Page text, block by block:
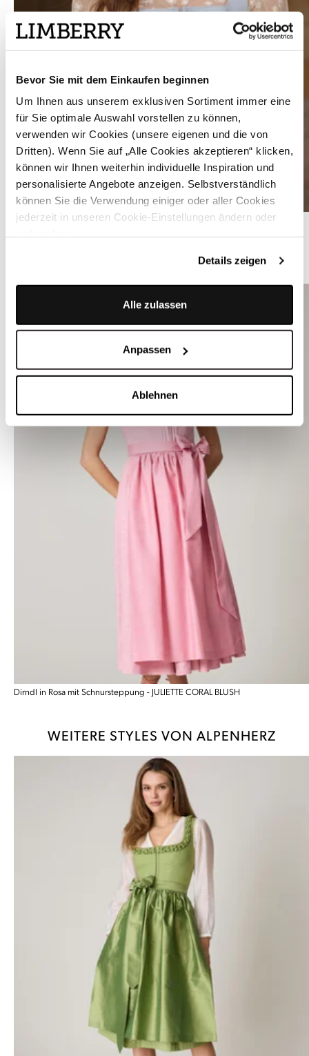
Bevor Sie mit dem Einkaufen beginnen
Um Ihnen aus unserem exklusiven Sortiment immer eine
für Sie optimale Auswahl vorstellen zu können,
verwenden wir Cookies (unsere eigenen und die von
Dritten). Wenn Sie auf „Alle Cookies akzeptieren“ klicken,
können wir Ihnen weiterhin individuelle Inspiration und
personalisierte Angebote anzeigen. Selbstverständlich
können Sie die Verwendung einiger oder aller Cookies
jederzeit in unseren Cookie-Einstellungen ändern oder
Details zeigen
Alle zulassen
Anpassen
Ablehnen
Dirndlbluse in Cremeweiß mit Blumenmuster - AMIRA CREMEWEISS
ÄHNLICHE PRODUKTE
Dirndl in Rosa mit Schnursteppung - JULIETTE CORAL BLUSH
WEITERE STYLES VON ALPENHERZ